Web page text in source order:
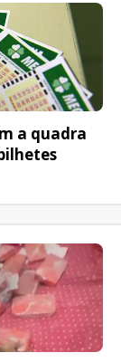
a quadra